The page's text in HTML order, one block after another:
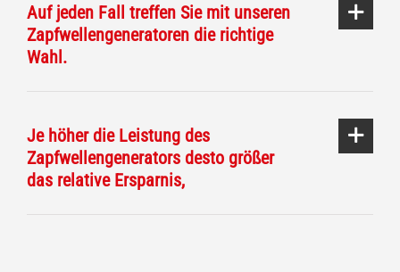
Auf jeden Fall treffen Sie mit unseren
Zapfwellengeneratoren die richtige
Wahl.
Je höher die Leistung des
Zapfwellengenerators desto größer
das relative Ersparnis,